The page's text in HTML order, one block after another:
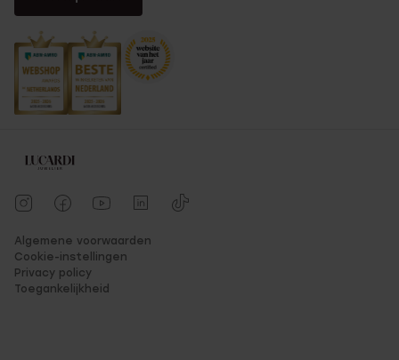
Algemene voorwaarden
Cookie-instellingen
Privacy policy
Toegankelijkheid